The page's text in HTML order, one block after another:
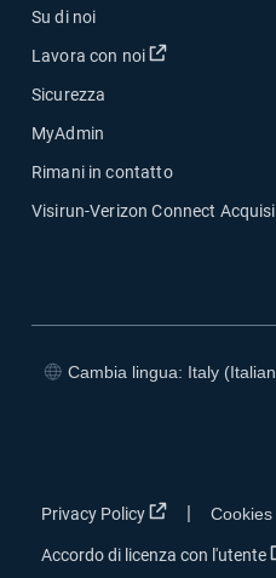
Su di noi
Lavora con noi
Apri in una
Sicurezza
MyAdmin
Rimani in contatto
Visirun-Verizon Connect
Cambia lingua: Italy
Privacy Policy Apri in una
| Cookies
Accordo di licenza con l'utente